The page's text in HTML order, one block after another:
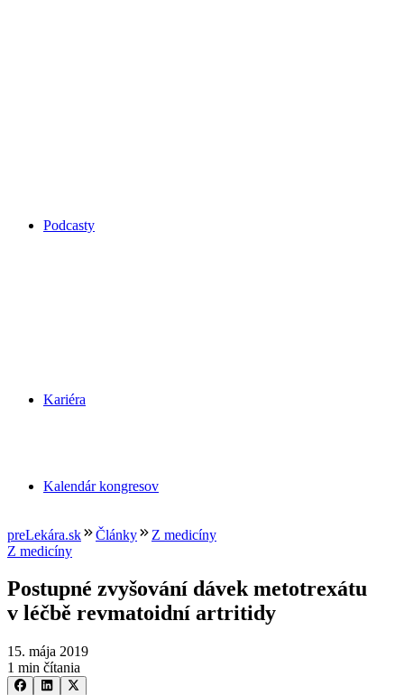
Podcasty
Kariéra
Kalendár kongresov
preLekára.sk Články
Z medicíny
Z medicíny
Postupné zvyšování dávek metotrexátu
v léčbě revmatoidní artritidy
15. mája 2019
1 min čítania